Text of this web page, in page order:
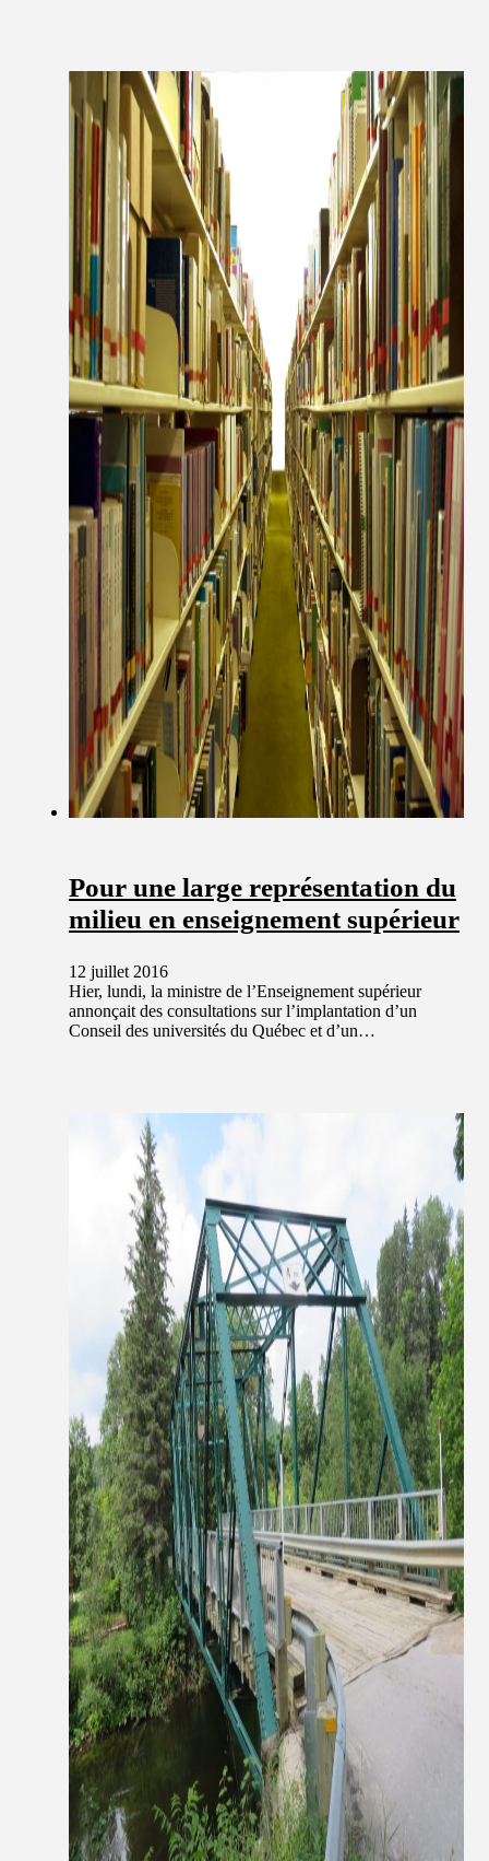
Pour une large représentation du
milieu en enseignement supérieur
12 juillet 2016
Hier, lundi, la ministre de l’Enseignement supérieur
annonçait des consultations sur l’implantation d’un
Conseil des universités du Québec et d’un…